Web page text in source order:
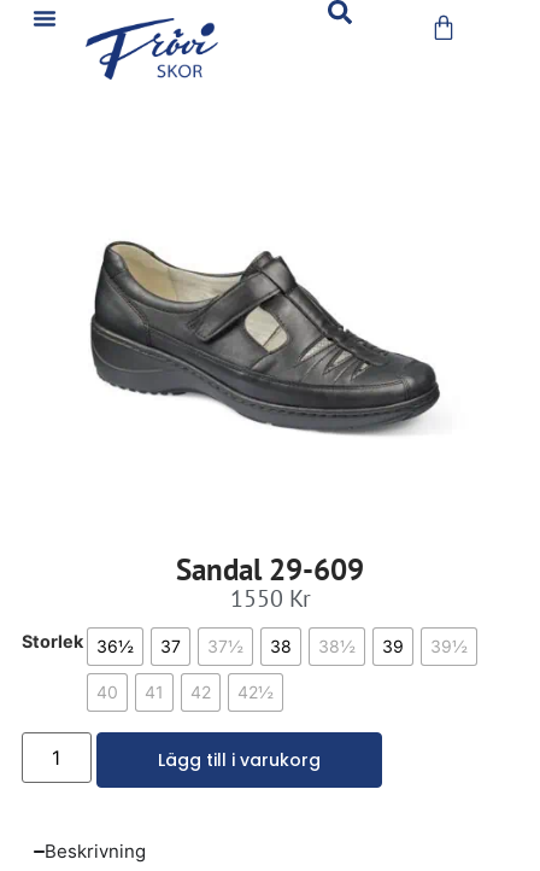
Sandal 29-609
1550 Kr
Storlek 36½ 37 37½ 38 38½ 39 39½
40 41 42 42½
Lägg till i varukorg
Beskrivning